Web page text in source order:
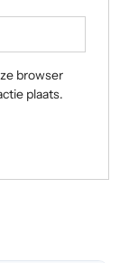
browser
plaats.